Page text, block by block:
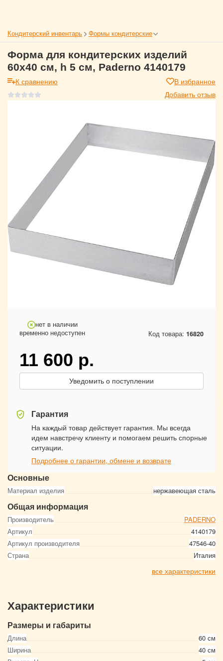
Кондитерский инвентарь Формы кондитерские
Форма для кондитерских изделий
60х40 см, h 5 см, Paderno 4140179
К сравнению
В избранное
Добавить отзыв
Основные
Материал изделия нержавеющая сталь
Общая информация
Производитель
PADERNO
Артикул
4140179
Артикул производителя
47546-40
Страна
Италия
все характеристики
нет в наличии
временно недоступен
Код товара: 16820
11 600 р.
Уведомить о поступлении
Гарантия
На каждый товар действует гарантия. Мы всегда
идем навстречу клиенту и помогаем решить спорные
ситуации.
Подробнее о гарантии, обмене и возврате
Характеристики
Размеры и габариты
Длина
60 см
Ширина
40 см